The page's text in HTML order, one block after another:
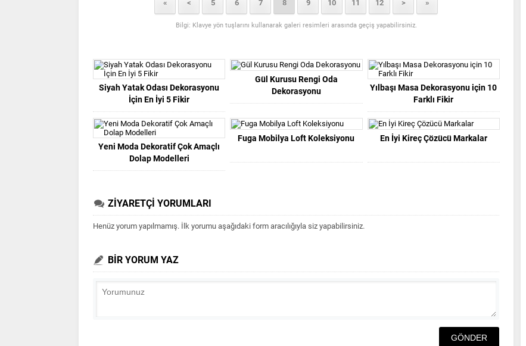
« < 5 6 7 8 9 10 11 12 > »
Bilgi: Klavye yön tuşlarını kullanarak galeri resimleri arasında geçiş yapabilirsiniz.
Siyah Yatak Odası Dekorasyonu
İçin En İyi 5 Fikir
Gül Kurusu Rengi Oda
Dekorasyonu
Yılbaşı Masa Dekorasyonu için 10
Farklı Fikir
Yeni Moda Dekoratif Çok Amaçlı
Dolap Modelleri
Fuga Mobilya Loft Koleksiyonu En İyi Kireç Çözücü Markalar
ZİYARETÇİ YORUMLARI
Henüz yorum yapılmamış. İlk yorumu aşağıdaki form aracılığıyla siz yapabilirsiniz.
BİR YORUM YAZ